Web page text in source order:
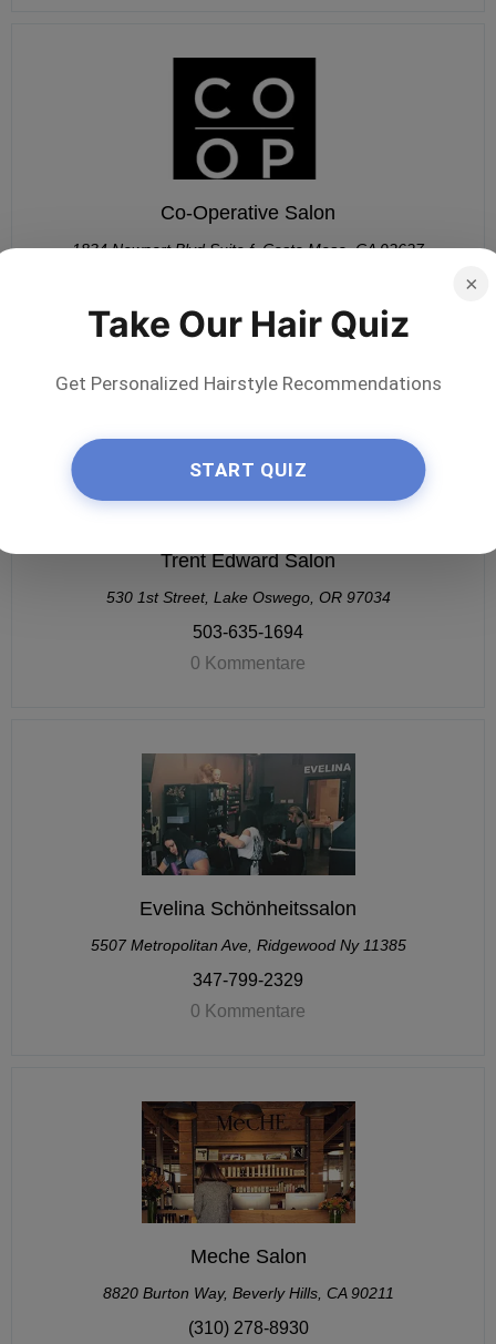
Co-Operative Salon
1834 Newport Blvd Suite f, Costa Mesa, CA 92627
0 Kommentare
Trent Edward Salon
530 1st Street, Lake Oswego, OR 97034
503-635-1694
0 Kommentare
Evelina Schönheitssalon
5507 Metropolitan Ave, Ridgewood Ny 11385
347-799-2329
0 Kommentare
Meche Salon
8820 Burton Way, Beverly Hills, CA 90211
(310) 278-8930
×
Take Our Hair Quiz
Get Personalized Hairstyle Recommendations
START QUIZ